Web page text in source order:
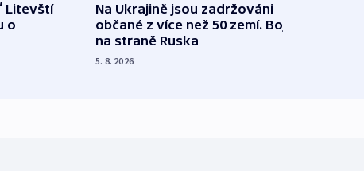
Litevští
o
Na Ukrajině jsou zadržováni
občané z více než 50 zemí. Bojovali
na straně Ruska
5. 8. 2026